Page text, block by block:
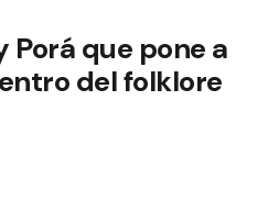
Porá que pone a
del folklore